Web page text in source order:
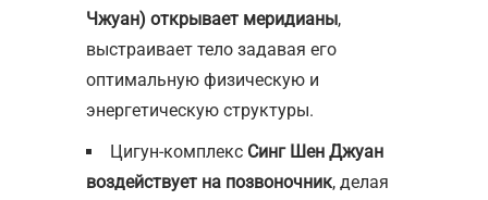
Чжуан) открывает меридианы,
выстраивает тело задавая его
оптимальную физическую и
энергетическую структуры.
Цигун-комплекс Синг Шен Джуан
воздействует на позвоночник, делая